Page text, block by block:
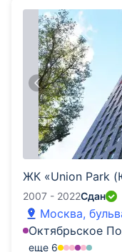
ЖК «Union Park
2007 - 2022Сдан
Москва,
Октябрьское
еще 6